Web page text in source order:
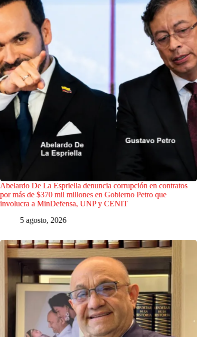
Abelardo De La Espriella denuncia corrupción en contratos
por más de $370 mil millones en Gobierno Petro que
involucra a MinDefensa, UNP y CENIT
5 agosto, 2026